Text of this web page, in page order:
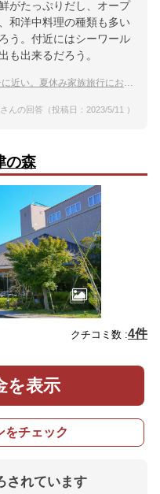
がたっぷりだし、オープ
和洋中料理の種類も多い
う。付近にはシーワール
も出来るだろう。
。夏休み家族旅行におすすめの温泉宿は？
んの回答（投稿日：2023/5/11 ）
の森
クチコミ数 :4件
を表示
をチェック
されています